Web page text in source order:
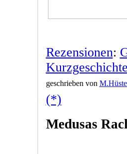
Rezensionen:
geschrieben von
(*)
Medusas